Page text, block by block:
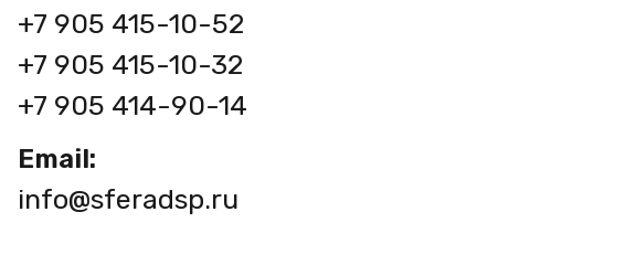
+7 905 415-10-52
+7 905 415-10-32
+7 905 414-90-14
Email:
info@sferadsp.ru